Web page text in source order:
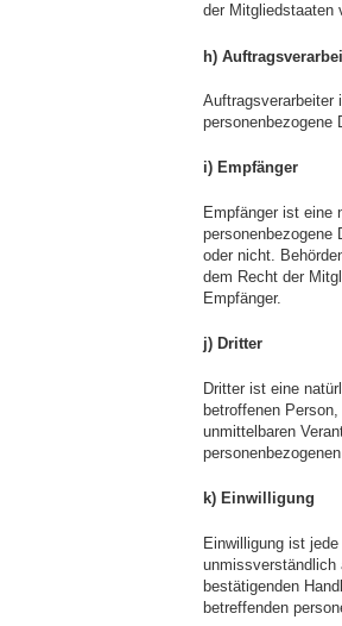
der Mitgliedstaaten
h)
Auftragsverarbeiter
personenbezogene
i) Empfänger
Empfänger ist eine
personenbezogene
oder nicht.
dem Recht der
Empfänger.
j) Dritter
Dritter ist eine
betroffenen
unmittelbaren
k) Einwilligung
Einwilligung ist
unmissverständlich
bestätigenden
betreffenden